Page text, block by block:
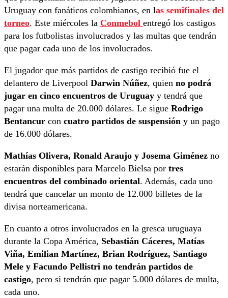
Uruguay con fanáticos colombianos, en las semifinales del
torneo. Este miércoles la Conmebol entregó los castigos
para los futbolistas involucrados y las multas que tendrán
que pagar cada uno de los involucrados.
El jugador que más partidos de castigo recibió fue el
delantero de Liverpool Darwin Núñez, quien no podrá
jugar en cinco encuentros de Uruguay y tendrá que
pagar una multa de 20.000 dólares. Le sigue Rodrigo
Bentancur con cuatro partidos de suspensión y un pago
de 16.000 dólares.
Mathías Olivera, Ronald Araujo y Josema Giménez no
estarán disponibles para Marcelo Bielsa por tres
encuentros del combinado oriental. Además, cada uno
tendrá que cancelar un monto de 12.000 billetes de la
divisa norteamericana.
En cuanto a otros involucrados en la gresca uruguaya
durante la Copa América, Sebastián Cáceres, Matías
Viña, Emilian Martínez, Brian Rodríguez, Santiago
Mele y Facundo Pellistri no tendrán partidos de
castigo, pero si tendrán que pagar 5.000 dólares de multa,
cada uno.